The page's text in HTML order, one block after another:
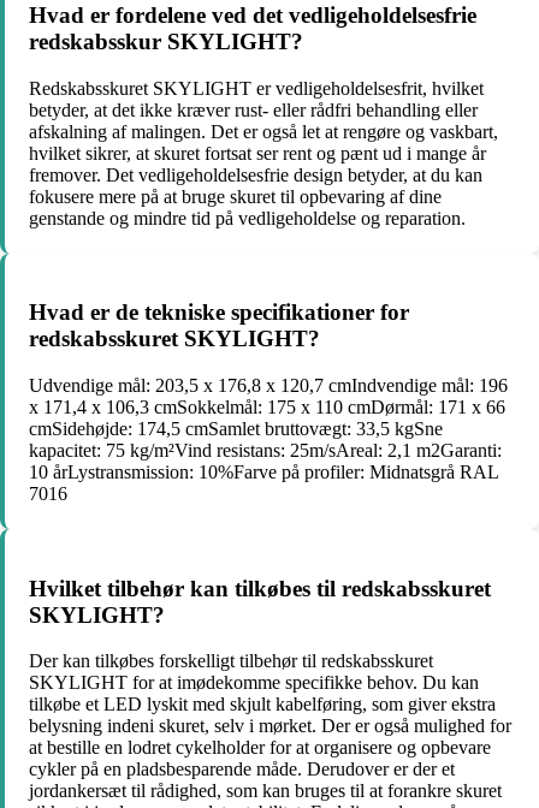
Hvad er fordelene ved det vedligeholdelsesfrie
redskabsskur SKYLIGHT?
Redskabsskuret SKYLIGHT er vedligeholdelsesfrit, hvilket
betyder, at det ikke kræver rust- eller rådfri behandling eller
afskalning af malingen. Det er også let at rengøre og vaskbart,
hvilket sikrer, at skuret fortsat ser rent og pænt ud i mange år
fremover. Det vedligeholdelsesfrie design betyder, at du kan
fokusere mere på at bruge skuret til opbevaring af dine
genstande og mindre tid på vedligeholdelse og reparation.
Hvad er de tekniske specifikationer for
redskabsskuret SKYLIGHT?
Udvendige mål: 203,5 x 176,8 x 120,7 cmIndvendige mål: 196
x 171,4 x 106,3 cmSokkelmål: 175 x 110 cmDørmål: 171 x 66
cmSidehøjde: 174,5 cmSamlet bruttovægt: 33,5 kgSne
kapacitet: 75 kg/m²Vind resistans: 25m/sAreal: 2,1 m2Garanti:
10 årLystransmission: 10%Farve på profiler: Midnatsgrå RAL
7016
Hvilket tilbehør kan tilkøbes til redskabsskuret
SKYLIGHT?
Der kan tilkøbes forskelligt tilbehør til redskabsskuret
SKYLIGHT for at imødekomme specifikke behov. Du kan
tilkøbe et LED lyskit med skjult kabelføring, som giver ekstra
belysning indeni skuret, selv i mørket. Der er også mulighed for
at bestille en lodret cykelholder for at organisere og opbevare
cykler på en pladsbesparende måde. Derudover er der et
jordankersæt til rådighed, som kan bruges til at forankre skuret